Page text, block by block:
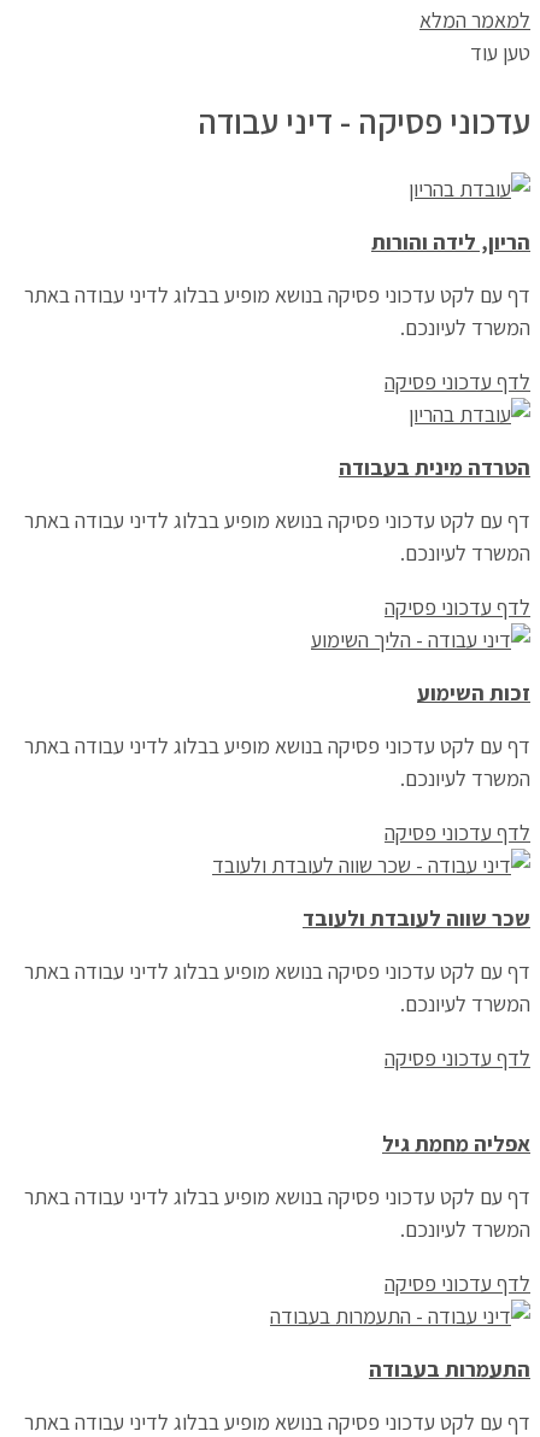
למאמר המלא
טען עוד
עדכוני פסיקה - דיני עבודה
הריון, לידה והורות
דף עם לקט עדכוני פסיקה בנושא מופיע בבלוג לדיני עבודה באתר
המשרד לעיונכם.
לדף עדכוני פסיקה
הטרדה מינית בעבודה
דף עם לקט עדכוני פסיקה בנושא מופיע בבלוג לדיני עבודה באתר
המשרד לעיונכם.
לדף עדכוני פסיקה
זכות השימוע
דף עם לקט עדכוני פסיקה בנושא מופיע בבלוג לדיני עבודה באתר
המשרד לעיונכם.
לדף עדכוני פסיקה
שכר שווה לעובדת ולעובד
דף עם לקט עדכוני פסיקה בנושא מופיע בבלוג לדיני עבודה באתר
המשרד לעיונכם.
לדף עדכוני פסיקה
אפליה מחמת גיל
דף עם לקט עדכוני פסיקה בנושא מופיע בבלוג לדיני עבודה באתר
המשרד לעיונכם.
לדף עדכוני פסיקה
התעמרות בעבודה
דף עם לקט עדכוני פסיקה בנושא מופיע בבלוג לדיני עבודה באתר